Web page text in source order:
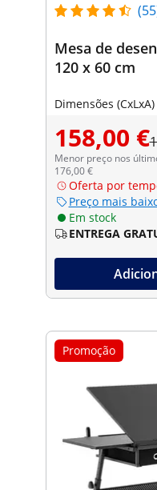
Mesa de
120 x 60 cm
Dimensões (CxLxA)
158,00 €
Menor preço nos
176,00 €
Oferta por
Preço mais
Em stock
ENTREGA
Promoção